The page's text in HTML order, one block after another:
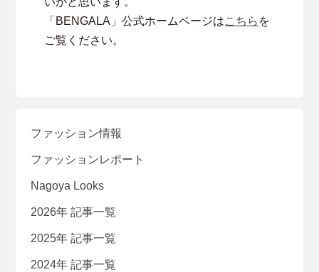
「BENGALA」公式ホームページはこちら を
ご覧ください。
ファッション情報
ファッションレポート
Nagoya Looks
2026年 記事一覧
2025年 記事一覧
2024年 記事一覧